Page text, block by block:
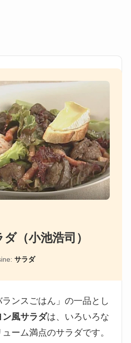
（小池浩司）
サラダ
ンスごはん」の一品とし
ン風サラダは、いろいろな
ーム満点のサラダです。